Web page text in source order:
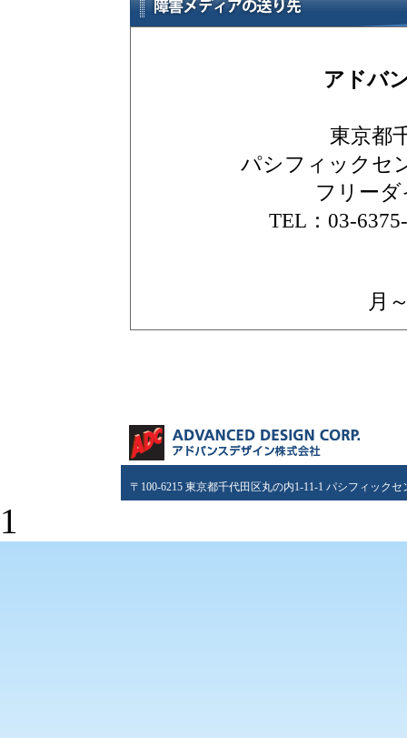
アドバ
東京都
パシフィックセ
フリーダ
TEL：03-
月
〒100-6215 東京都千代田区丸の内1-11-1 パシフィック
1